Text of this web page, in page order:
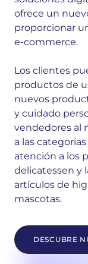
ofrece un
proporcionar
e-commerce.
Los clientes
productos de
nuevos
y cuidado
vendedores al
a las
atención a los
delicatessen y
artículos de
mascotas.
DESCUBRE